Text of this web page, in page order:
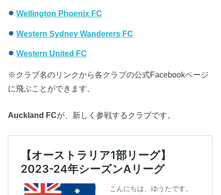
Wellington Phoenix FC
Western Sydney Wanderers FC
Western United FC
※クラブ名のリンクから各クラブの公式Facebookページ
に飛ぶことができます。
Auckland FCが、新しく参戦するクラブです。